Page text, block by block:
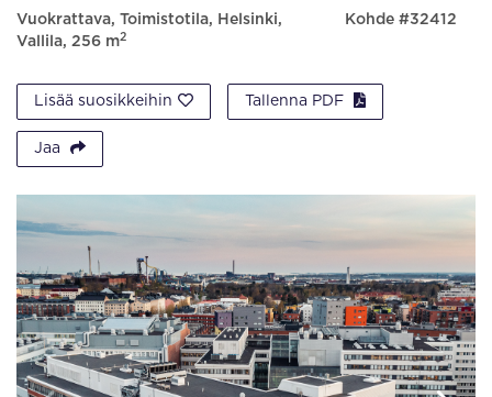
Vuokrattava, Toimistotila, Helsinki,
Vallila, 256 m2
Kohde #32412
Lisää suosikkeihin Tallenna PDF
Jaa